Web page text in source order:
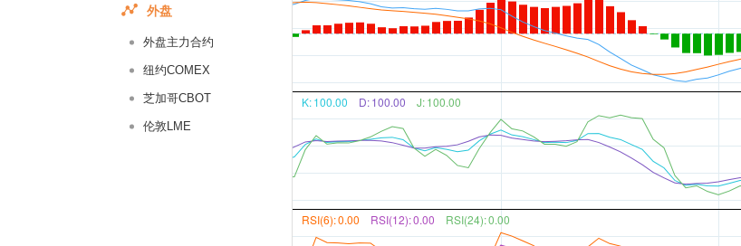
外盘
外盘主力合约
纽约COMEX
芝加哥CBOT
伦敦LME
K:100.00 D:100.00 J:100.00
RSI(6):0.00 RSI(12):0.00 RSI(24):0.00